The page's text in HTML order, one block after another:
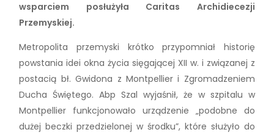
wsparciem posłużyła Caritas Archidiecezji
Przemyskiej.
Metropolita przemyski krótko przypomniał historię
powstania idei okna życia sięgającej XII w. i związanej z
postacią bł. Gwidona z Montpellier i Zgromadzeniem
Ducha Świętego. Abp Szal wyjaśnił, że w szpitalu w
Montpellier funkcjonowało urządzenie „podobne do
dużej beczki przedzielonej w środku”, które służyło do